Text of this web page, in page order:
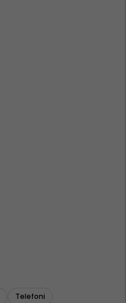
Telefoni